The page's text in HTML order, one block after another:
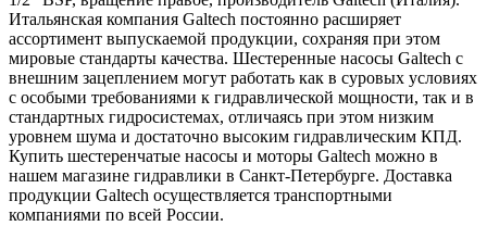
Итальянская компания Galtech постоянно расширяет
ассортимент выпускаемой продукции, сохраняя при этом
мировые стандарты качества. Шестеренные насосы Galtech с
внешним зацеплением могут работать как в суровых условиях
с особыми требованиями к гидравлической мощности, так и в
стандартных гидросистемах, отличаясь при этом низким
уровнем шума и достаточно высоким гидравлическим КПД.
Купить шестеренчатые насосы и моторы Galtech можно в
нашем магазине гидравлики в Санкт-Петербурге. Доставка
продукции Galtech осуществляется транспортными
компаниями по всей России.